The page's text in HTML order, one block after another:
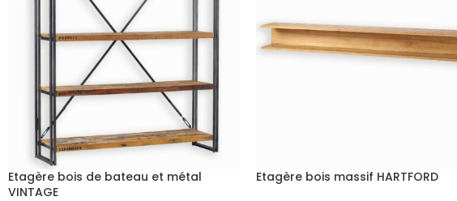
Etagère bois de bateau et métal
VINTAGE
Etagère bois massif HARTFORD